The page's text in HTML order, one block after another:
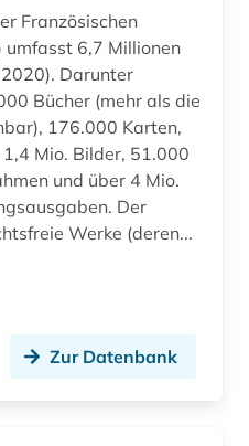
technik (1)
landesgeschichte frankreich (1)
Französischen
6,7 Millionen
Darunter
Bücher (mehr als die
176.000 Karten,
Mio. Bilder, 51.000
und über 4 Mio.
Der
Werke (deren...
Zur Datenbank